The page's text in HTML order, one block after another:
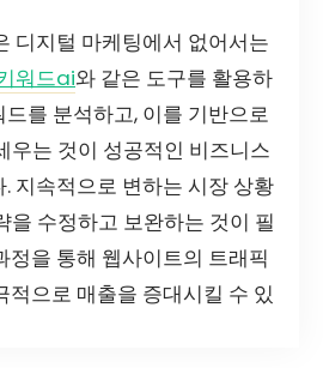
디지털 마케팅에서 없어서는
워드ai와 같은 도구를 활용하
를 분석하고, 이를 기반으로
우는 것이 성공적인 비즈니스
지속적으로 변하는 시장 상황
을 수정하고 보완하는 것이 필
정을 통해 웹사이트의 트래픽
적으로 매출을 증대시킬 수 있